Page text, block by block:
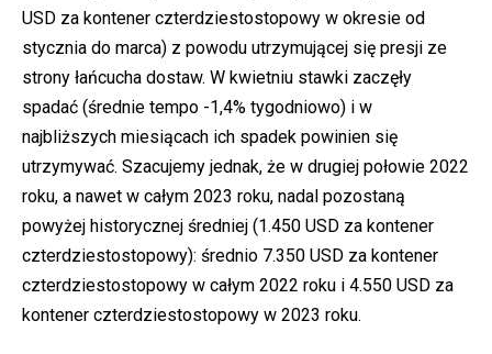
USD za kontener czterdziestostopowy w okresie od
stycznia do marca) z powodu utrzymującej się presji ze
strony łańcucha dostaw. W kwietniu stawki zaczęły
spadać (średnie tempo -1,4% tygodniowo) i w
najbliższych miesiącach ich spadek powinien się
utrzymywać. Szacujemy jednak, że w drugiej połowie 2022
roku, a nawet w całym 2023 roku, nadal pozostaną
powyżej historycznej średniej (1.450 USD za kontener
czterdziestostopowy): średnio 7.350 USD za kontener
czterdziestostopowy w całym 2022 roku i 4.550 USD za
kontener czterdziestostopowy w 2023 roku.